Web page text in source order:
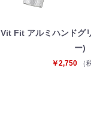
Vit Fit アルミハンドグ
ー)
￥2,750 （